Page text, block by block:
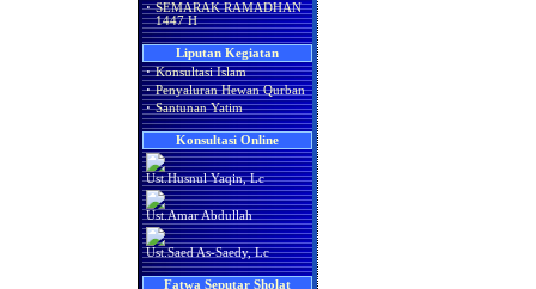
· SEMARAK RAMADHAN
1447 H
Liputan Kegiatan
· Konsultasi Islam
· Penyaluran Hewan Qurban
· Santunan Yatim
Konsultasi Online
Ust.Husnul Yaqin, Lc
Ust.Amar Abdullah
Ust.Saed As-Saedy, Lc
Fatwa Seputar Sholat